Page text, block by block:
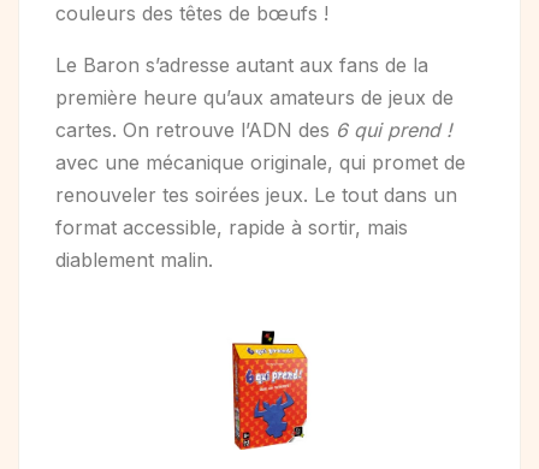
couleurs des têtes de bœufs !
Le Baron s’adresse autant aux fans de la
première heure qu’aux amateurs de jeux de
cartes. On retrouve l’ADN des 6 qui prend !
avec une mécanique originale, qui promet de
renouveler tes soirées jeux. Le tout dans un
format accessible, rapide à sortir, mais
diablement malin.